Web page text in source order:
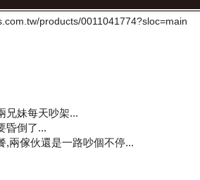
products/0011041774?sloc=main
兄妹每天吵架...
昏倒了...
,兩傢伙還是一路吵個不停...